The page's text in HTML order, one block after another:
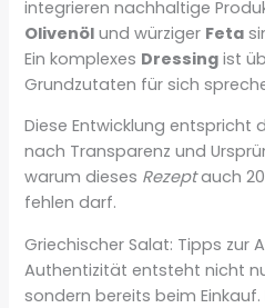
integrieren nachhaltige
Olivenöl und würziger Feta
Ein komplexes Dressing ist
Grundzutaten für sich
Diese Entwicklung entspricht
nach Transparenz und
warum dieses Rezeptauch
fehlen darf.
Griechischer Salat: Tipps zur
Authentizität entsteht nicht
sondern bereits beim